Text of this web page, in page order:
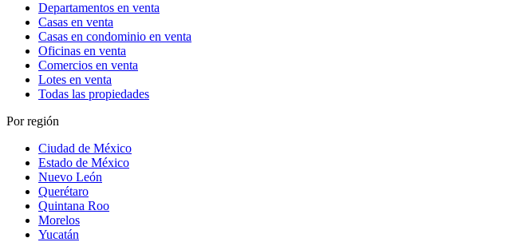
Departamentos en venta
Casas en venta
Casas en condominio en venta
Oficinas en venta
Comercios en venta
Lotes en venta
Todas las propiedades
Por región
Ciudad de México
Estado de México
Nuevo León
Querétaro
Quintana Roo
Morelos
Yucatán